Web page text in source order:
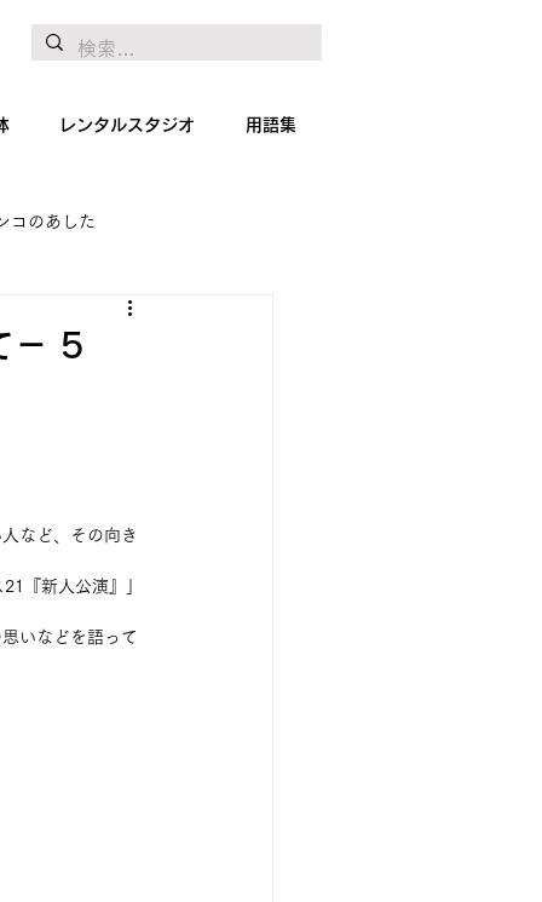
レンタルスタジオ 用語集
コのあした
絵画
－ 5
など、その向き
『新人公演』」
いなどを語って